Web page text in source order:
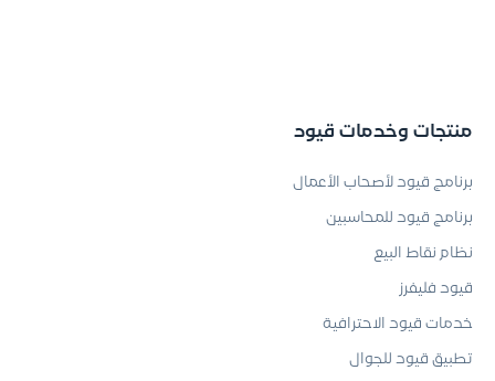
منتجات وخدمات قيود
برنامج قيود لأصحاب الأعمال
برنامج قيود للمحاسبين
نظام نقاط البيع
قيود فليفرز
خدمات قيود الاحترافية
تطبيق قيود للجوال